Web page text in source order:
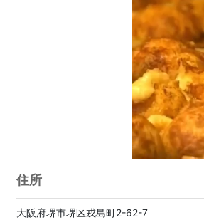
住所
大阪府堺市堺区戎島町2-62-7